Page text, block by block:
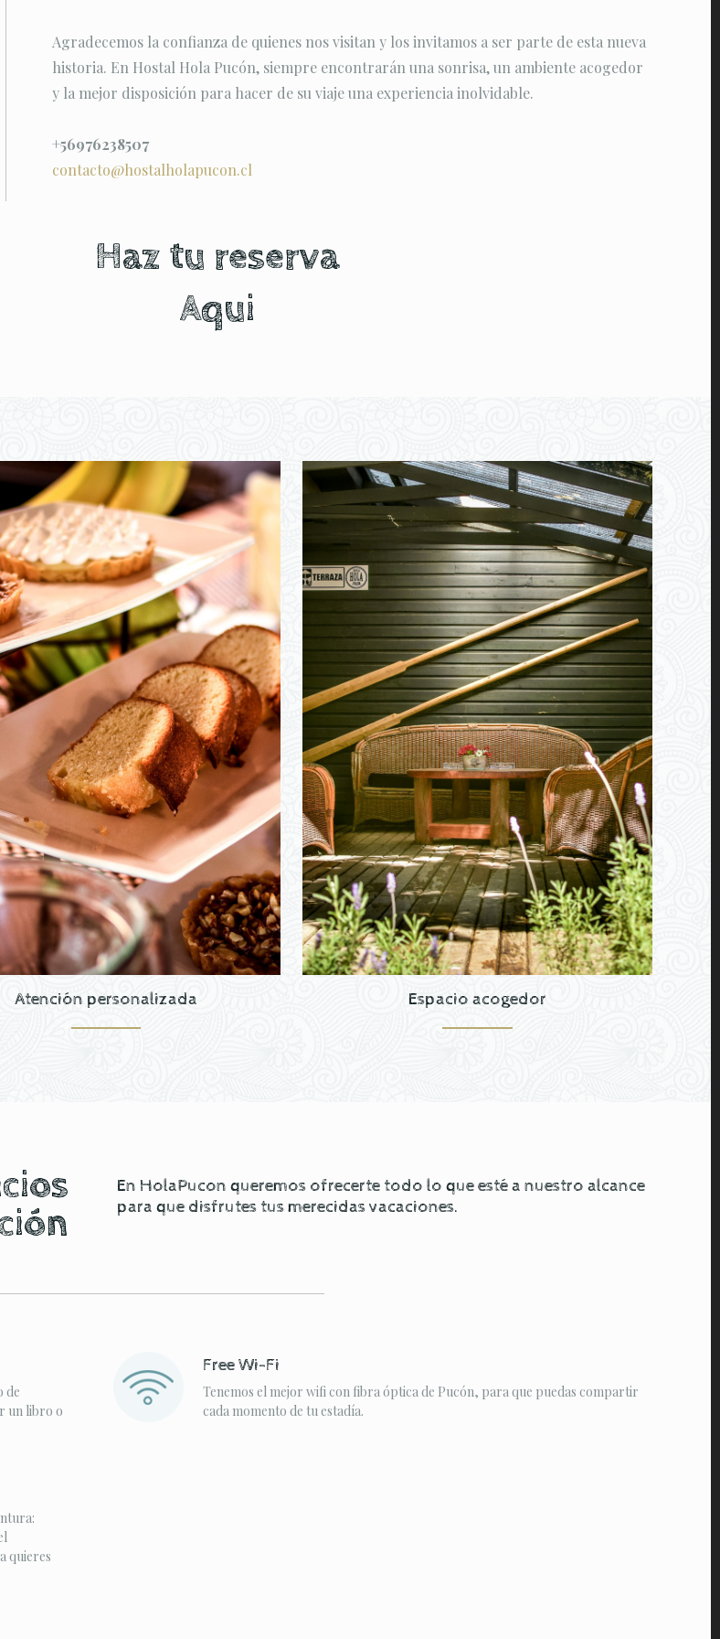
Agradecemos la confianza de quienes nos visitan y los invitamos a ser parte de esta nueva
historia. En Hostal Hola Pucón, siempre encontrarán una sonrisa, un ambiente acogedor
y la mejor disposición para hacer de su viaje una experiencia inolvidable.
+56976238507
contacto@hostalholapucon.cl
Haz tu reserva
Aqui
Atención personalizada Espacio acogedor
En HolaPucon queremos ofrecerte todo lo que esté a nuestro alcance
para que disfrutes tus merecidas vacaciones.
de
un libro o
quieres
Free Wi-Fi
Tenemos el mejor wifi con fibra óptica de Pucón, para que puedas compartir
cada momento de tu estadía.